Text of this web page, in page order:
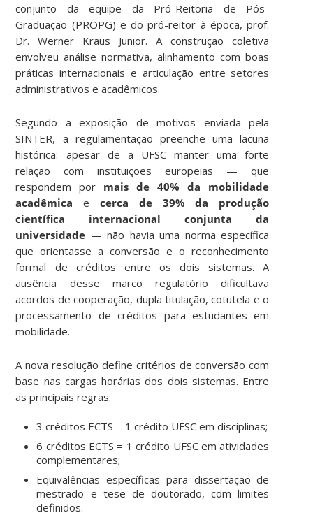
conjunto da equipe da Pró-Reitoria de Pós-
Graduação (PROPG) e do pró-reitor à época, prof.
Dr. Werner Kraus Junior. A construção coletiva
envolveu análise normativa, alinhamento com boas
práticas internacionais e articulação entre setores
administrativos e acadêmicos.
Segundo a exposição de motivos enviada pela
SINTER, a regulamentação preenche uma lacuna
histórica: apesar de a UFSC manter uma forte
relação com instituições europeias — que
respondem por mais de 40% da mobilidade
acadêmica ecerca de 39% da produção
científica internacional conjunta da
universidade — não havia uma norma específica
que orientasse a conversão e o reconhecimento
formal de créditos entre os dois sistemas. A
ausência desse marco regulatório dificultava
acordos de cooperação, dupla titulação, cotutela e o
processamento de créditos para estudantes em
mobilidade.
A nova resolução define critérios de conversão com
base nas cargas horárias dos dois sistemas. Entre
as principais regras:
3 créditos ECTS = 1 crédito UFSC em disciplinas;
6 créditos ECTS = 1 crédito UFSC em atividades
complementares;
Equivalências específicas para dissertação de
mestrado e tese de doutorado, com limites
definidos.